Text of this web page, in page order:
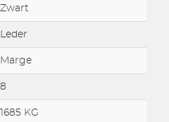
Zwart
Leder
Marge
8
1685 KG